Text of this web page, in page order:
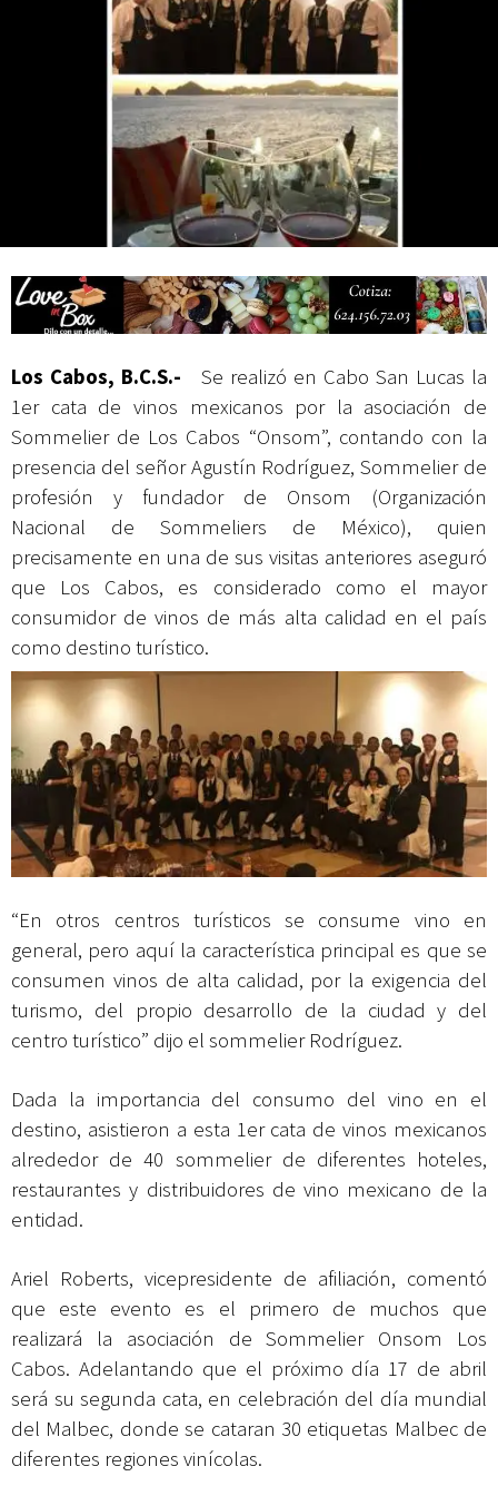
Campesina
Los Cabos, B.C.S.- Se realizó en Cabo San Lucas la
1er cata de vinos mexicanos por la asociación de
Sommelier de Los Cabos “Onsom”, contando con la
presencia del señor Agustín Rodríguez, Sommelier de
profesión y fundador de Onsom (Organización
Nacional de Sommeliers de México), quien
precisamente en una de sus visitas anteriores aseguró
que Los Cabos, es considerado como el mayor
consumidor de vinos de más alta calidad en el país
como destino turístico.
“En otros centros turísticos se consume vino en
general, pero aquí la característica principal es que se
consumen vinos de alta calidad, por la exigencia del
turismo, del propio desarrollo de la ciudad y del
centro turístico” dijo el sommelier Rodríguez.
Dada la importancia del consumo del vino en el
destino, asistieron a esta 1er cata de vinos mexicanos
alrededor de 40 sommelier de diferentes hoteles,
restaurantes y distribuidores de vino mexicano de la
entidad.
Ariel Roberts, vicepresidente de afiliación, comentó
que este evento es el primero de muchos que
realizará la asociación de Sommelier Onsom Los
Cabos. Adelantando que el próximo día 17 de abril
será su segunda cata, en celebración del día mundial
del Malbec, donde se cataran 30 etiquetas Malbec de
diferentes regiones vinícolas.